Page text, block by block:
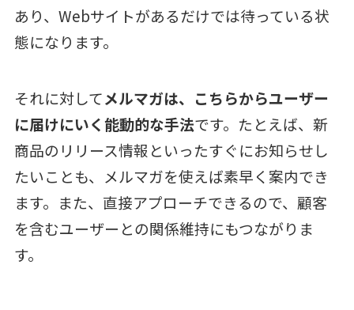
あり、Webサイトがあるだけでは待っている状
態になります。
それに対してメルマガは、こちらからユーザー
に届けにいく能動的な手法です。たとえば、新
商品のリリース情報といったすぐにお知らせし
たいことも、メルマガを使えば素早く案内でき
ます。また、直接アプローチできるので、顧客
を含むユーザーとの関係維持にもつながりま
す。